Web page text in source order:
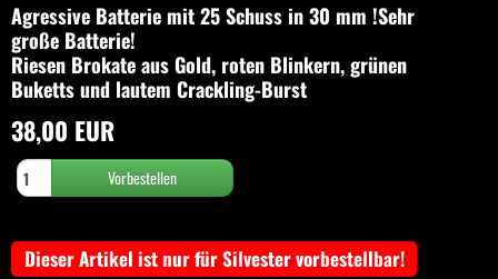
Agressive Batterie mit 25 Schuss in 30 mm !Sehr
große Batterie!
Riesen Brokate aus Gold, roten Blinkern, grünen
Buketts und lautem Crackling-Burst
38,00 EUR
Dieser Artikel ist nur für Silvester vorbestellbar!